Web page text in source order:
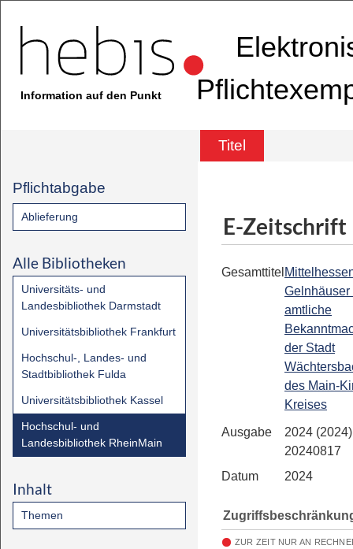
Information auf den Punkt
Titel
Pflichtabgabe
Ablieferung
Alle Bibliotheken
Universitäts- und
Landesbibliothek Darmstadt
Universitätsbibliothek Frankfurt
Hochschul-, Landes- und
Stadtbibliothek Fulda
Universitätsbibliothek Kassel
Hochschul- und
Landesbibliothek RheinMain
Inhalt
Themen
E-Zeitschrift
Gesamttitel
Gelnhäuser
amtliche
der Stadt
des Main-
Kreises
Ausgabe
2024 (2024)
20240817
Datum
2024
ZUR ZEIT NUR AN